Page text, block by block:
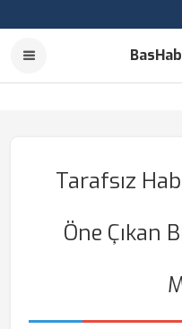
Tarafsız
Öne Çıkan